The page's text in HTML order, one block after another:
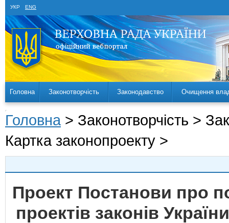
УКР ENG
Головна Законотворчість Законодавство Очищення
Головна > Законотворчість >
Картка законопроекту >
Проект Постанови про
проектів законів